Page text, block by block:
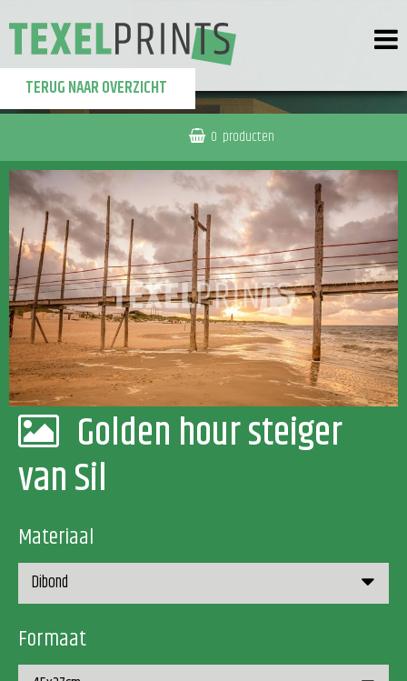
0 producten
TERUG NAAR OVERZICHT
Golden hour steiger
van Sil
Materiaal
Formaat